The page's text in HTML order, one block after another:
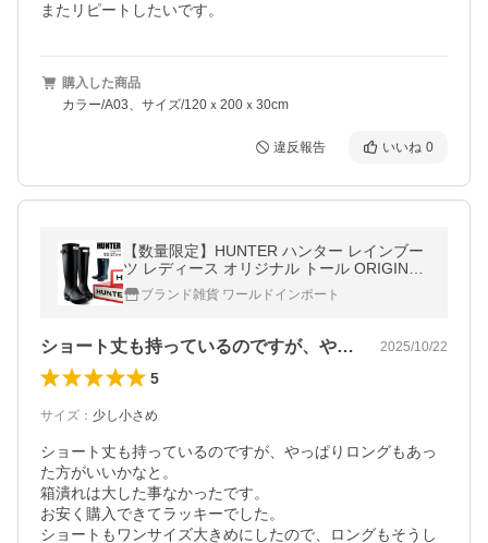
またリピートしたいです。
購入した商品
カラー/A03、サイズ/120ｘ200ｘ30cm
違反報告 いいね 0
【数量限定】HUNTER ハンター レインブー
ツ レディース オリジナル トール ORIGINAL
TALL WFT1000RMA ブラック ネイビー ロ
ング 長靴
ブランド雑貨 ワールドインポート
ショート丈も持っているのですが、やっぱ… 2025/10/22
5
サイズ ： 少し小さめ
ショート丈も持っているのですが、やっぱりロングもあっ
た方がいいかなと。
箱潰れは大した事なかったです。
お安く購入できてラッキーでした。
ショートもワンサイズ大きめにしたので、ロングもそうし